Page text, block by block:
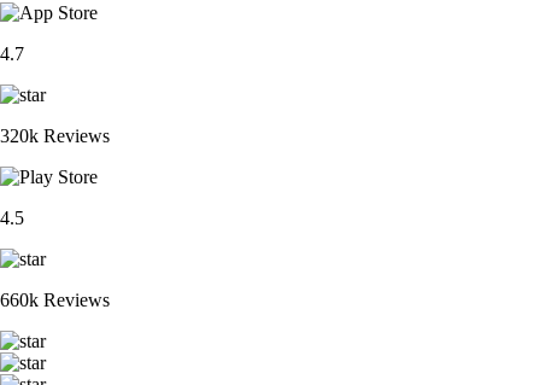
4.7
320k Reviews
4.5
660k Reviews